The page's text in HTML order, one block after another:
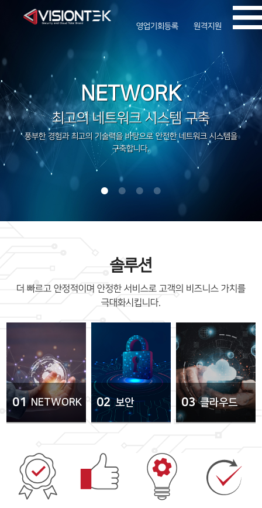
원격지원
영업기회등록
NETWORK
최고의 네트워크 시스템 구축
풍부한 경험과 최고의 기술력을 바탕으로 안전한 네트워크 시스템을
구축합니다.
솔루션
더 빠르고 안정적이며 안정한 서비스로 고객의 비즈니스 가치를
극대화시킵니다.
01 NETWORK 02 보안 03 클라우드